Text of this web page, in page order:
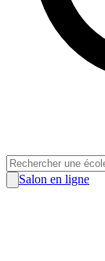
Salon en ligne